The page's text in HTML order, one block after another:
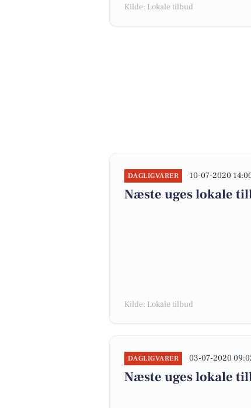
Kilde: Lokale tilbud
DAGLIGVARER 10-07-2020
Næste uges lokale
Kilde: Lokale tilbud
DAGLIGVARER 03-07-2020
Næste uges lokale